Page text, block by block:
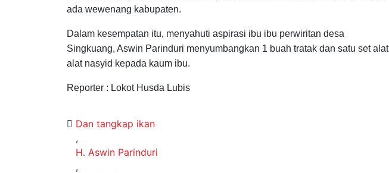
ada wewenang kabupaten.
Dalam kesempatan itu, menyahuti aspirasi ibu ibu perwiritan desa
Singkuang, Aswin Parinduri menyumbangkan 1 buah tratak dan satu set alat
alat nasyid kepada kaum ibu.
Reporter : Lokot Husda Lubis
Dan tangkap ikan
,
H. Aswin Parinduri
,